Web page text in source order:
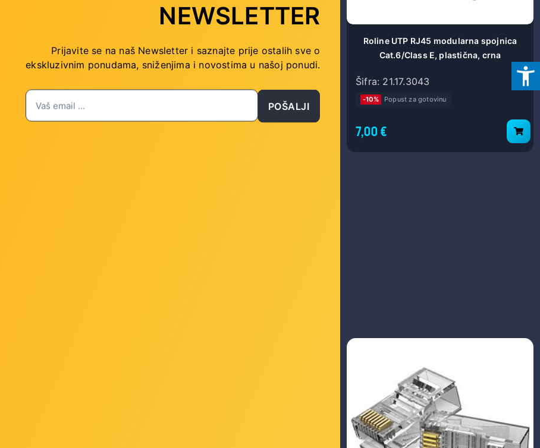
6a (10 kom./pak.)
Cat.6/6A Class E (10 kom./pak.)
Roline UTP RJ45 modularna spojnica
Cat.6/Class E, plastična, crna
Šifra: 21.17.3043
-10% Popust za gotovinu
7,00 €
NEWSLETTER
Prijavite se na naš Newsletter i saznajte prije ostalih sve o
ekskluzivnim ponudama, sniženjima i novostima u našoj ponudi.
POŠALJI